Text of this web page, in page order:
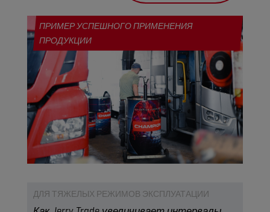
ПРИМЕР УСПЕШНОГО ПРИМЕНЕНИЯ
ПРОДУКЦИИ
ДЛЯ ТЯЖЕЛЫХ РЕЖИМОВ ЭКСПЛУАТАЦИИ